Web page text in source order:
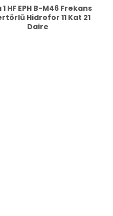
1 HF EPH B-M46 Frekans
Hidrofor 11 Kat 21
Daire